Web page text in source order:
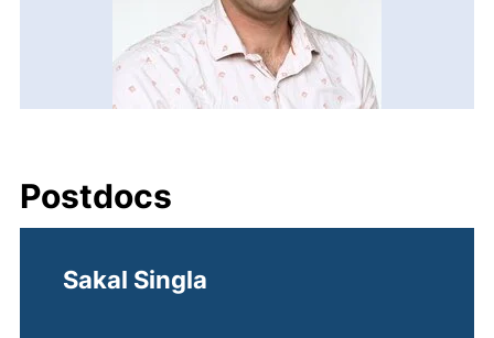
Postdocs
Sakal Singla